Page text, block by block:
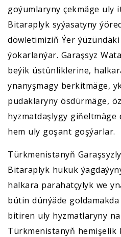
goýumlaryny çekmäge uly
Bitaraplyk syýasatyny
döwletimiziň Ýer
ýokarlanýar. Garaşsyz
beýik üstünliklerine,
ynanyşmagy berkitmäge,
pudaklaryny ösdürmäge,
hyzmatdaşlygy
hem uly goşant goşýarlar.
Türkmenistanyň
Bitaraplyk hukuk
halkara parahatçylyk we
bütin dünýäde
bitiren uly hyzmatlaryny
Türkmenistanyň hemişelik